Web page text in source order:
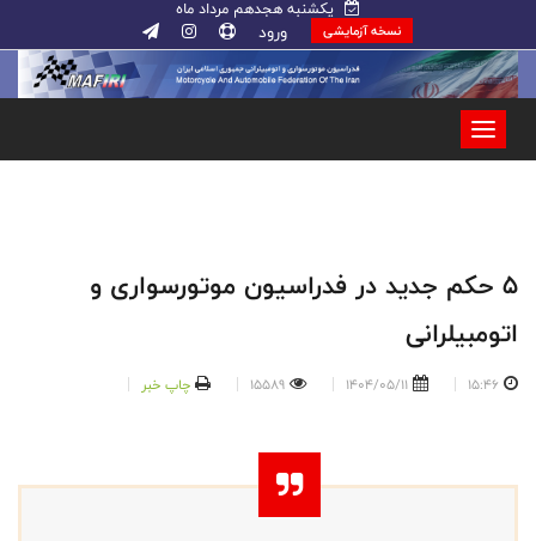
یکشنبه هجدهم مرداد ماه
نسخه آزمایشی ورود
۵ حکم جدید در فدراسیون موتورسواری و
اتومبیلرانی
15:46
1404/05/11
15589 چاپ خبر